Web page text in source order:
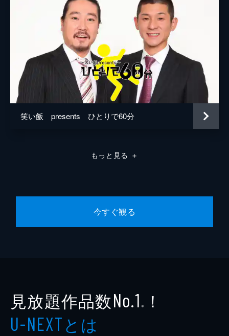
笑い飯 presents ひとりで60分
もっと見る ＋
今すぐ観る
見放題作品数No.1 ※ ！
U-NEXTとは